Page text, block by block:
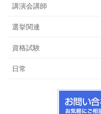
講演会講師
選挙関連
資格試験
日常